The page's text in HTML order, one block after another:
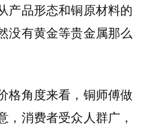
产品形态和铜原材料的
没有黄金等贵金属那么
格角度来看，铜师傅做
，消费者受众人群广，